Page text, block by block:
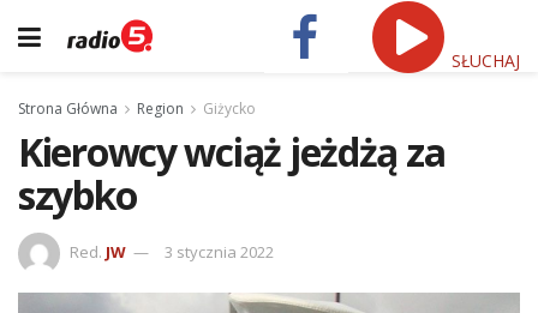
SŁUCHAJ
Strona Główna Region Giżycko
Kierowcy wciąż jeżdżą za
szybko
Red. JW 3 stycznia 2022